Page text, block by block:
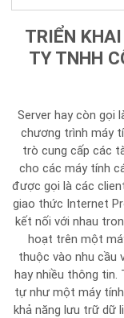
TRIỂN KHAI
TY TNHH
Server hay còn gọi
chương trình máy
trò cung cấp các
cho các máy tính
được gọi là các
giao thức Internet
kết nối với nhau
hoạt trên một
thuộc vào nhu cầu
hay nhiều thông tin.
tự như một máy
khả năng lưu trữ dữ